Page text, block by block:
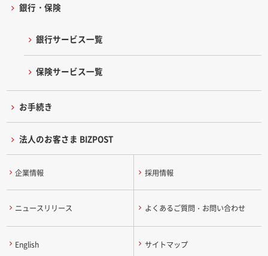
銀行・保険
銀行サービス一覧
保険サービス一覧
お手続き
法人のお客さま BIZPOST
企業情報 採用情報
ニュースリリース よくあるご質問・お問い合わせ
English サイトマップ